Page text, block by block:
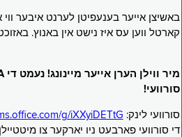
קארטל ווען עס איז נישט אין באנוץ.
סורוועי!
סורוועי לינק: g/iXXyiDETtG
די סורוועי פארבעט ניו יארקער צו